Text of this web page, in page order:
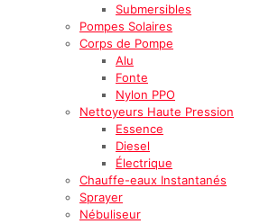
Submersibles
Pompes Solaires
Corps de Pompe
Alu
Fonte
Nylon PPO
Nettoyeurs Haute Pression
Essence
Diesel
Électrique
Chauffe-eaux Instantanés
Sprayer
Nébuliseur